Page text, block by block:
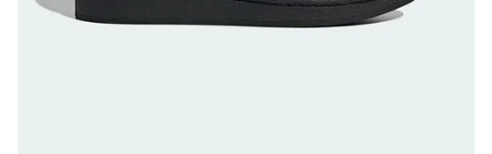
防水鞋推薦 11. On Cloudhorizon 2 WP：腳
感軟彈、搭載 Missiongrip™ 的防水輕越野鞋